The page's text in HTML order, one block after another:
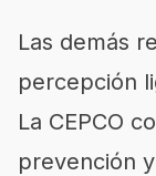
Las demás
percepción
La CEPCO
prevención